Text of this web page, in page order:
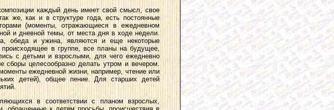
каждый день имеет свой смысл, свое
же, как и в структуре года, есть постоянные
(моменты, отражающиеся в ежедневном
и дневной темы, от места дня в ходе недели.
обеда и ужина, являются и еще некоторые
в группе, все планы на будущее,
с детьми и взрослыми, для чего ежедневно
сборы целесообразно делать утром и вечером.
ежедневной жизни, например, чтение или
детей), общее пение. Для старших детей
в соответствии с планом взрослых,